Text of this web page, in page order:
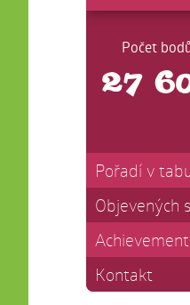
Počet
27
Pořadí v
Objevených
Kontakt